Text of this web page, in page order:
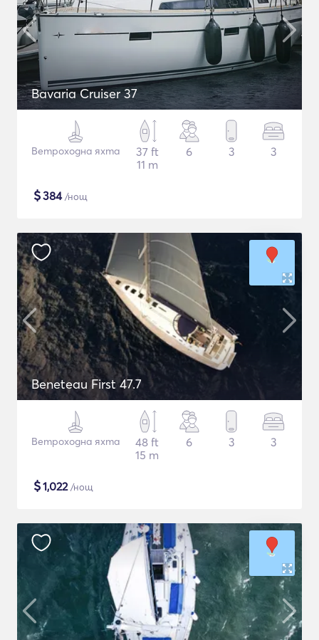
Bavaria Cruiser 37
Ветроходна яхта
37 ft
11 m
6 3 3
$384/нощ
Beneteau First 47.7
Ветроходна яхта
48 ft
15 m
6 3 3
$1,022/нощ